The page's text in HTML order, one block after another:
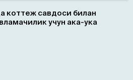
коттеж савдоси билан
учун ака-ука